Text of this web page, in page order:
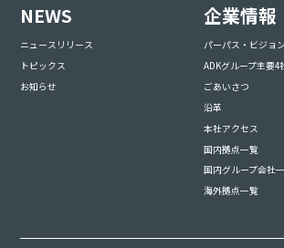
NEWS
ニュースリリース
トピックス
お知らせ
企業情報
パーパス・ビジョ
ADKグループ主要4
ごあいさつ
沿革
本社アクセス
国内拠点一覧
国内グループ会社
海外拠点一覧